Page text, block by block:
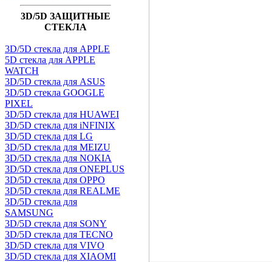
3D/5D ЗАЩИТНЫЕ
СТЕКЛА
3D/5D стекла для APPLE
5D стекла для APPLE
WATCH
3D/5D стекла для ASUS
3D/5D стекла GOOGLE
PIXEL
3D/5D стекла для HUAWEI
3D/5D стекла для iNFINIX
3D/5D стекла для LG
3D/5D стекла для MEIZU
3D/5D стекла для NOKIA
3D/5D стекла для ONEPLUS
3D/5D стекла для OPPO
3D/5D стекла для REALME
3D/5D стекла для
SAMSUNG
3D/5D стекла для SONY
3D/5D стекла для TECNO
3D/5D стекла для VIVO
3D/5D стекла для XIAOMI